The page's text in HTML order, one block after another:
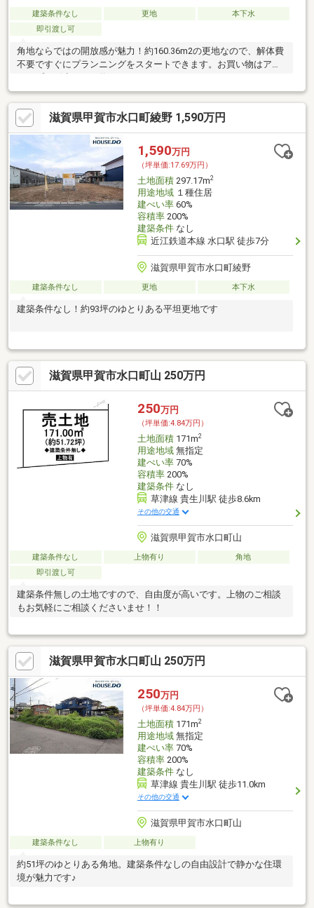
建築条件なし 更地
本下水
即引渡し可
角地ならではの開放感が魅力！約160.36m2の更地なので、解体費
不要ですぐにプランニングをスタートできます。お買い物はア
滋賀県甲賀市水口町綾野 1,590万円
1,590万円
（坪単価:17.69万円）
土地面積297.17m2
用途地域１種住居
建ぺい率60%
容積率200%
建築条件なし
近江鉄道本線 水口駅 徒歩7分
滋賀県甲賀市水口町綾野
建築条件なし 更地 本下水
建築条件なし！約93坪のゆとりある平坦更地です
滋賀県甲賀市水口町山 250万円
250万円
（坪単価:4.84万円）
土地面積171m2
用途地域無指定
建ぺい率70%
容積率200%
建築条件なし
草津線 貴生川駅 徒歩8.6km
その他の交通
滋賀県甲賀市水口町山
建築条件なし 上物有り
角地
即引渡し可
建築条件無しの土地ですので、自由度が高いです。上物のご相談
もお気軽にご相談くださいませ！！
滋賀県甲賀市水口町山 250万円
250万円
（坪単価:4.84万円）
土地面積171m2
用途地域無指定
建ぺい率70%
容積率200%
建築条件なし
草津線 貴生川駅 徒歩11.0km
その他の交通
滋賀県甲賀市水口町山
建築条件なし 上物有り
約51坪のゆとりある角地。建築条件なしの自由設計で静かな住環
境が魅力です♪